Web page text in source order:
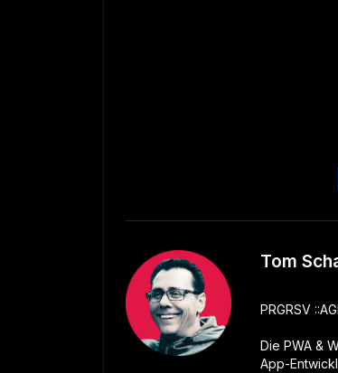
Tom
PRGRSV
Die PWA &
App-